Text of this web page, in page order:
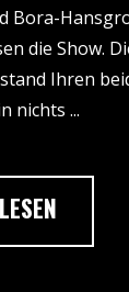
Bora-
die Show.
Ihren
nichts